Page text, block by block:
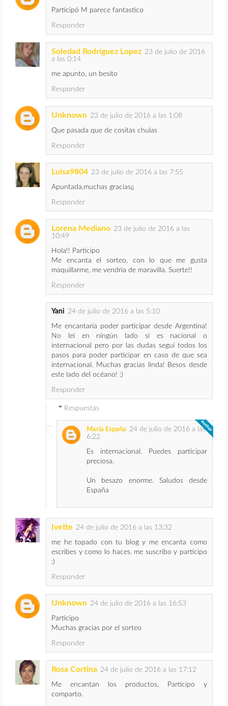
Participó M parece fantastico
Responder
Soledad Rodriguez Lopez 23 de julio de 2016
a las 0:14
me apunto, un besito
Responder
Unknown 23 de julio de 2016 a las 1:08
Que pasada que de cositas chulas
Responder
Luisa9804 23 de julio de 2016 a las 7:55
Apuntada,muchas gracias¡¡
Responder
Lorena Mediano 23 de julio de 2016 a las
10:49
Hola!! Participo
Me encanta el sorteo, con lo que me gusta
maquillarme, me vendria de maravilla. Suerte!!
Responder
Yani 24 de julio de 2016 a las 5:10
Me encantaría poder participar desde Argentina!
No leí en ningún lado si es nacional o
internacional pero por las dudas seguí todos los
pasos para poder participar en caso de que sea
internacional. Muchas gracias linda! Besos desde
este lado del océano! :)
Responder
Respuestas
María España
24 de julio de 2016 a las
6:22
Es internacional. Puedes participar
preciosa.
Un besazo enorme. Saludos desde
España
Ivette 24 de julio de 2016 a las 13:32
me he topado con tu blog y me encanta como
escribes y como lo haces. me suscribo y participo
:)
Responder
Unknown 24 de julio de 2016 a las 16:53
Participo
Muchas gracias por el sorteo
Responder
Rosa Cortina 24 de julio de 2016 a las 17:12
Me encantan los productos. Participo y
comparto.